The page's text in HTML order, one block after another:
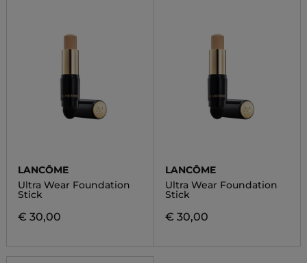
LANCÔME
Ultra Wear Foundation
Stick
€ 30,00
LANCÔME
Ultra Wear Foundation
Stick
€ 30,00